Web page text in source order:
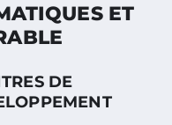
ET
DE